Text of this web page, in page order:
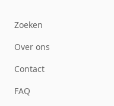
Zoeken
Over ons
Contact
FAQ